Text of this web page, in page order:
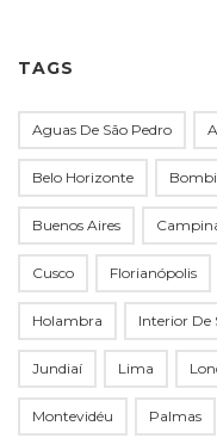
TAGS
Aguas De São Pedro
Belo Horizonte
Buenos Aires
Cusco Florianópolis
Holambra Interior De
Jundiaí Lima
Montevidéu Palmas